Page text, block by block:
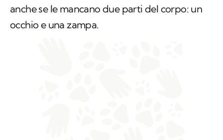
anche se le mancano due parti del corpo: un
occhio e una zampa.